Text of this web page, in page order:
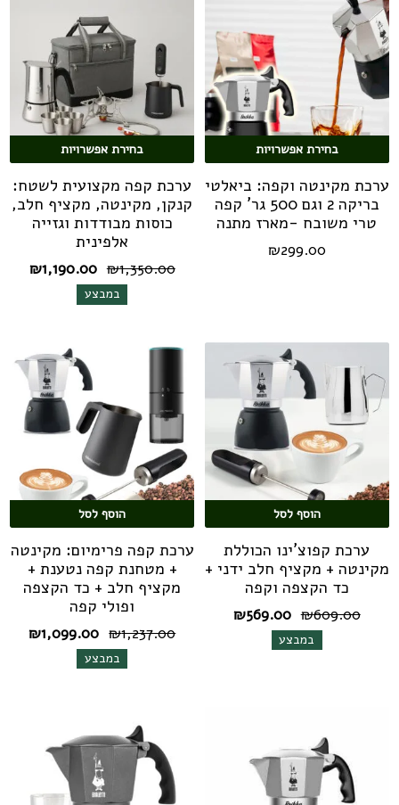
בחירת אפשרויות
ערכת מקינטה וקפה: ביאלטי
בריקה 2 וגם 500 גר' קפה
טרי משובח -מארז מתנה
₪299.00
בחירת אפשרויות
ערכת קפה מקצועית לשטח:
קנקן, מקינטה, מקציף חלב,
כוסות מבודדות וגזייה
אלפינית
₪1,350.00
המחיר
המקורי
היה:
₪1,190.00
במבצע
הוסף לסל
ערכת קפוצ'ינו הכוללת
מקינטה + מקציף חלב ידני +
כד הקצפה וקפה
₪609.00
המחיר
המקורי
היה:
₪569.00
במבצע
הוסף לסל
ערכת קפה פרימיום: מקינטה
+ מטחנת קפה נטענת +
מקציף חלב + כד הקצפה
ופולי קפה
₪1,237.00
המחיר
המקורי
היה:
₪1,099.00
במבצע